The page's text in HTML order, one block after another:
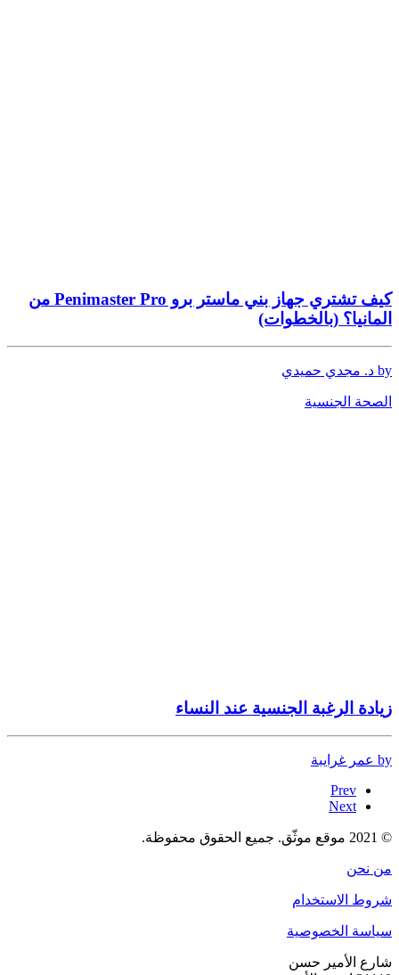
كيف تشتري جهاز بني ماستر برو Penimaster Pro من
المانيا؟ (بالخطوات)
by د. مجدي حميدي
الصحة الجنسية
زيادة الرغبة الجنسية عند النساء
by عمر غرايبة
Prev
Next
© 2021 موقع موثّق. جميع الحقوق محفوظة.
من نحن
شروط الاستخدام
سياسة الخصوصية
شارع الأمير حسن